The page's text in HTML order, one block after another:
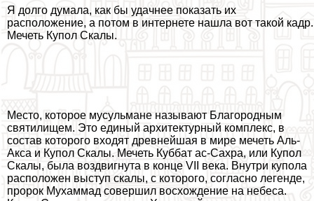
Я долго думала, как бы удачнее показать их
расположение, а потом в интернете нашла вот такой кадр.
Мечеть Купол Скалы.
Место, которое мусульмане называют Благородным
святилищем. Это единый архитектурный комплекс, в
состав которого входят древнейшая в мире мечеть Аль-
Акса и Купол Скалы. Мечеть Куббат ас-Сахра, или Купол
Скалы, была воздвигнута в конце VII века. Внутри купола
расположен выступ скалы, с которого, согласно легенде,
пророк Мухаммад совершил восхождение на небеса.